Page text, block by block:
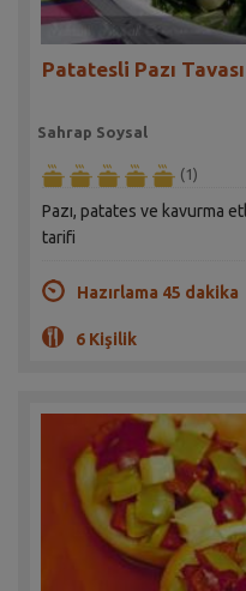
Patatesli Pazı
Sahrap Soysal
(1)
Pazı, patates ve kavurma
tarifi
Hazırlama 45 dakika
6 Kişilik